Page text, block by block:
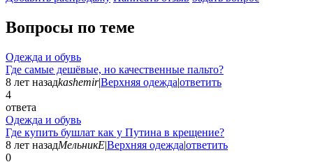
Вопросы по теме
Одежда и обувь
Где самые дешёвые, но качественные пальто?
8 лет назадkashemir|Верхняя одежда|ответить
4
ответа
Одежда и обувь
Где купить бушлат как у Путина в крещение?
8 лет назадМельникЕ|Верхняя одежда|ответить
0